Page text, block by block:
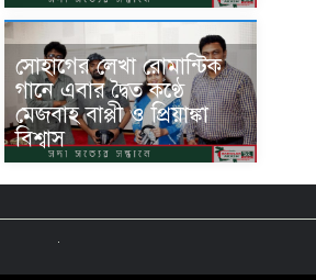
সোহাগের লেখা রোমান্টিক
গানে এবার দ্বৈত কণ্ঠে
মেজবাহ বাপ্পী ও প্রিয়াঙ্কা
বিশ্বাস